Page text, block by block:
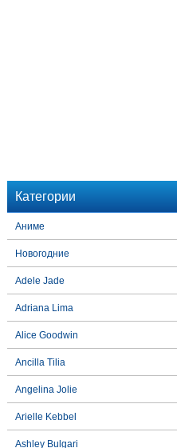
Категории
Аниме
Новогодние
Adele Jade
Adriana Lima
Alice Goodwin
Ancilla Tilia
Angelina Jolie
Arielle Kebbel
Ashley Bulgari